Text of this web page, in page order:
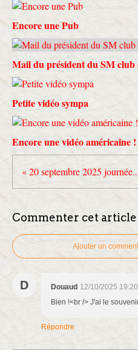
Encore une Pub
Mail du président du SM club
Petite vidéo sympa
Encore une vidéo américaine !
« 20 septembre 2025
Commenter cet article
Ajouter un
D Douaud 12/10/2025 19:20
Bien !<br /> J'ai le
Répondre